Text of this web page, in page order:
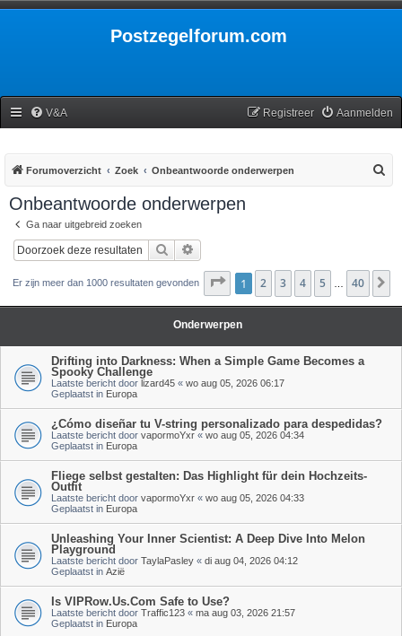
Postzegelforum.com
V&A Aanmelden
Registreer
Forumoverzicht Zoek Onbeantwoorde onderwerpen
Onbeantwoorde onderwerpen
Ga naar uitgebreid zoeken
Zoek
Er zijn meer dan 1000 resultaten gevonden Pagina1 van 40
1 2 3 4 5 40
Onderwerpen
Drifting into Darkness: When a Simple Game Becomes a
Spooky Challenge
Laatste bericht door lizard45 « wo aug 05, 2026 06:17
Geplaatst in Europa
¿Cómo diseñar tu V-string personalizado para despedidas?
Laatste bericht door vapormoYxr « wo aug 05, 2026 04:34
Geplaatst in Europa
Fliege selbst gestalten: Das Highlight für dein Hochzeits-
Outfit
Laatste bericht door vapormoYxr « wo aug 05, 2026 04:33
Geplaatst in Europa
Unleashing Your Inner Scientist: A Deep Dive Into Melon
Playground
Laatste bericht door TaylaPasley « di aug 04, 2026 04:12
Geplaatst in Azië
Is VIPRow.Us.Com Safe to Use?
Laatste bericht door Traffic123 « ma aug 03, 2026 21:57
Geplaatst in Europa